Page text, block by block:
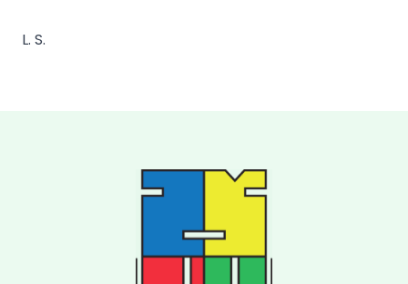
L. S.